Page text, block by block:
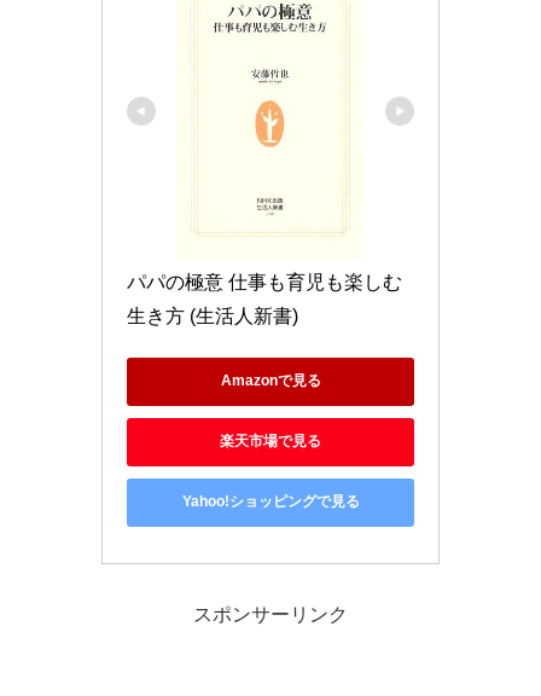
パパの極意 仕事も育児も楽しむ
生き方 (生活人新書)
Amazonで見る
楽天市場で見る
Yahoo!ショッピングで見る
スポンサーリンク